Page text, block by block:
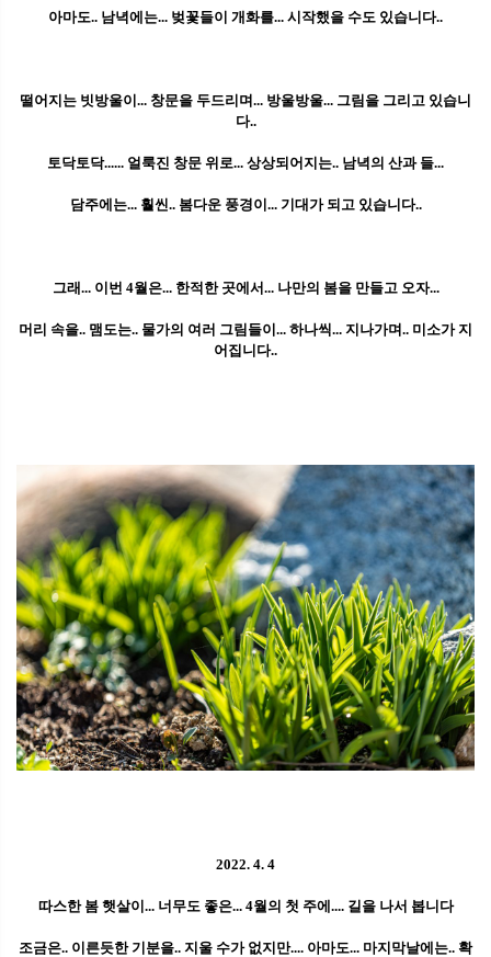
아마도.. 남녁에는... 벚꽃들이 개화를... 시작했을 수도 있습니다..
떨어지는 빗방울이... 창문을 두드리며... 방울방울... 그림을 그리고 있습니
다..
토닥토닥...... 얼룩진 창문 위로... 상상되어지는.. 남녁의 산과 들...
담주에는... 훨씬.. 봄다운 풍경이... 기대가 되고 있습니다..
그래... 이번 4월은... 한적한 곳에서... 나만의 봄을 만들고 오자...
머리 속을.. 맴도는.. 물가의 여러 그림들이... 하나씩... 지나가며.. 미소가 지
어집니다..
2022. 4. 4
따스한 봄 햇살이... 너무도 좋은... 4월의 첫 주에.... 길을 나서 봅니다
조금은.. 이른듯한 기분을.. 지울 수가 없지만.... 아마도... 마지막날에는.. 확